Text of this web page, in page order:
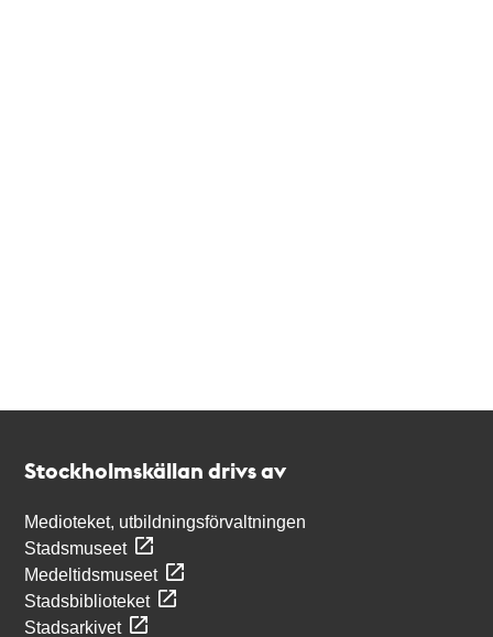
Stockholmskällan drivs av
Medioteket, utbildningsförvaltningen
Stadsmuseet
Medeltidsmuseet
Stadsbiblioteket
Stadsarkivet